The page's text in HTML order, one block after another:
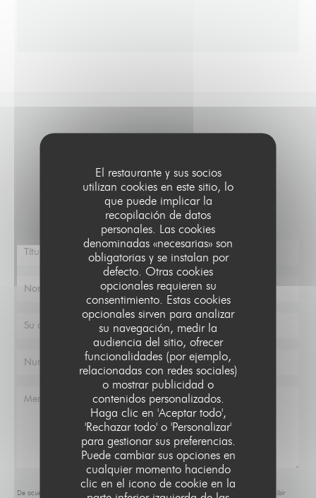
El restaurante y sus socios
utilizan cookies en este sitio, lo
que puede implicar la
recopilación de datos
personales. Las cookies
denominadas «necesarias» son
obligatorias y se instalan por
defecto. Otras cookies
opcionales requieren su
consentimiento. Estas cookies
opcionales sirven para analizar
su navegación, medir la
audiencia del sitio, ofrecer
funcionalidades (por ejemplo,
relacionadas con redes sociales)
o mostrar publicidad o
contenidos personalizados.
Haga clic en 'Aceptar todo',
'Rechazar todo' o 'Personalizar'
para gestionar sus preferencias.
Puede cambiar sus opciones en
cualquier momento haciendo
clic en el icono de cookie en la
¿Desea ponerse en contacto con nosotros?
Rellene el siguiente formulario.
De acuerdo con la normativa de protección de datos, puede ejercer su derecho a no recibir
BAIE